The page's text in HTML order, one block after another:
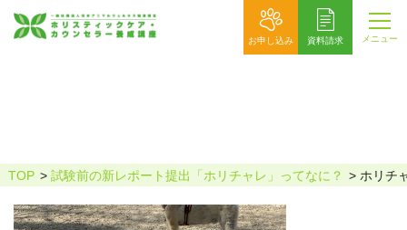
お申し込み 資料請求 メニュー
TOP 試験前の新レポート提出「ホリチャレ」ってなに？ ホリチ